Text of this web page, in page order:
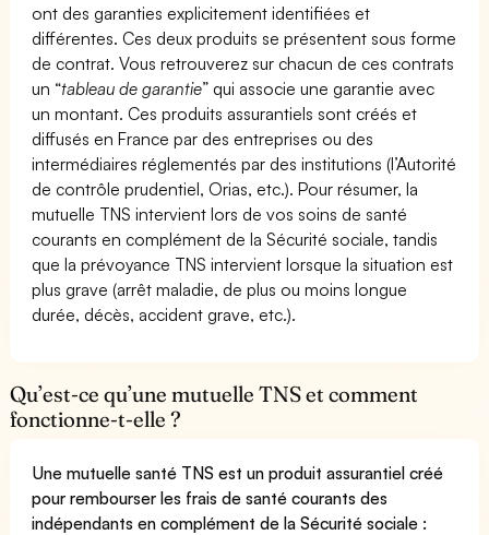
ont des garanties explicitement identifiées et
différentes. Ces deux produits se présentent sous forme
de contrat. Vous retrouverez sur chacun de ces contrats
un “tableau de garantie” qui associe une garantie avec
un montant. Ces produits assurantiels sont créés et
diffusés en France par des entreprises ou des
intermédiaires réglementés par des institutions (l’Autorité
de contrôle prudentiel, Orias, etc.). Pour résumer, la
mutuelle TNS intervient lors de vos soins de santé
courants en complément de la Sécurité sociale, tandis
que la prévoyance TNS intervient lorsque la situation est
plus grave (arrêt maladie, de plus ou moins longue
durée, décès, accident grave, etc.).
Qu’est-ce qu’une mutuelle TNS et comment
fonctionne-t-elle ?
Une mutuelle santé TNS est un produit assurantiel créé
pour rembourser les frais de santé courants des
indépendants en complément de la Sécurité sociale :